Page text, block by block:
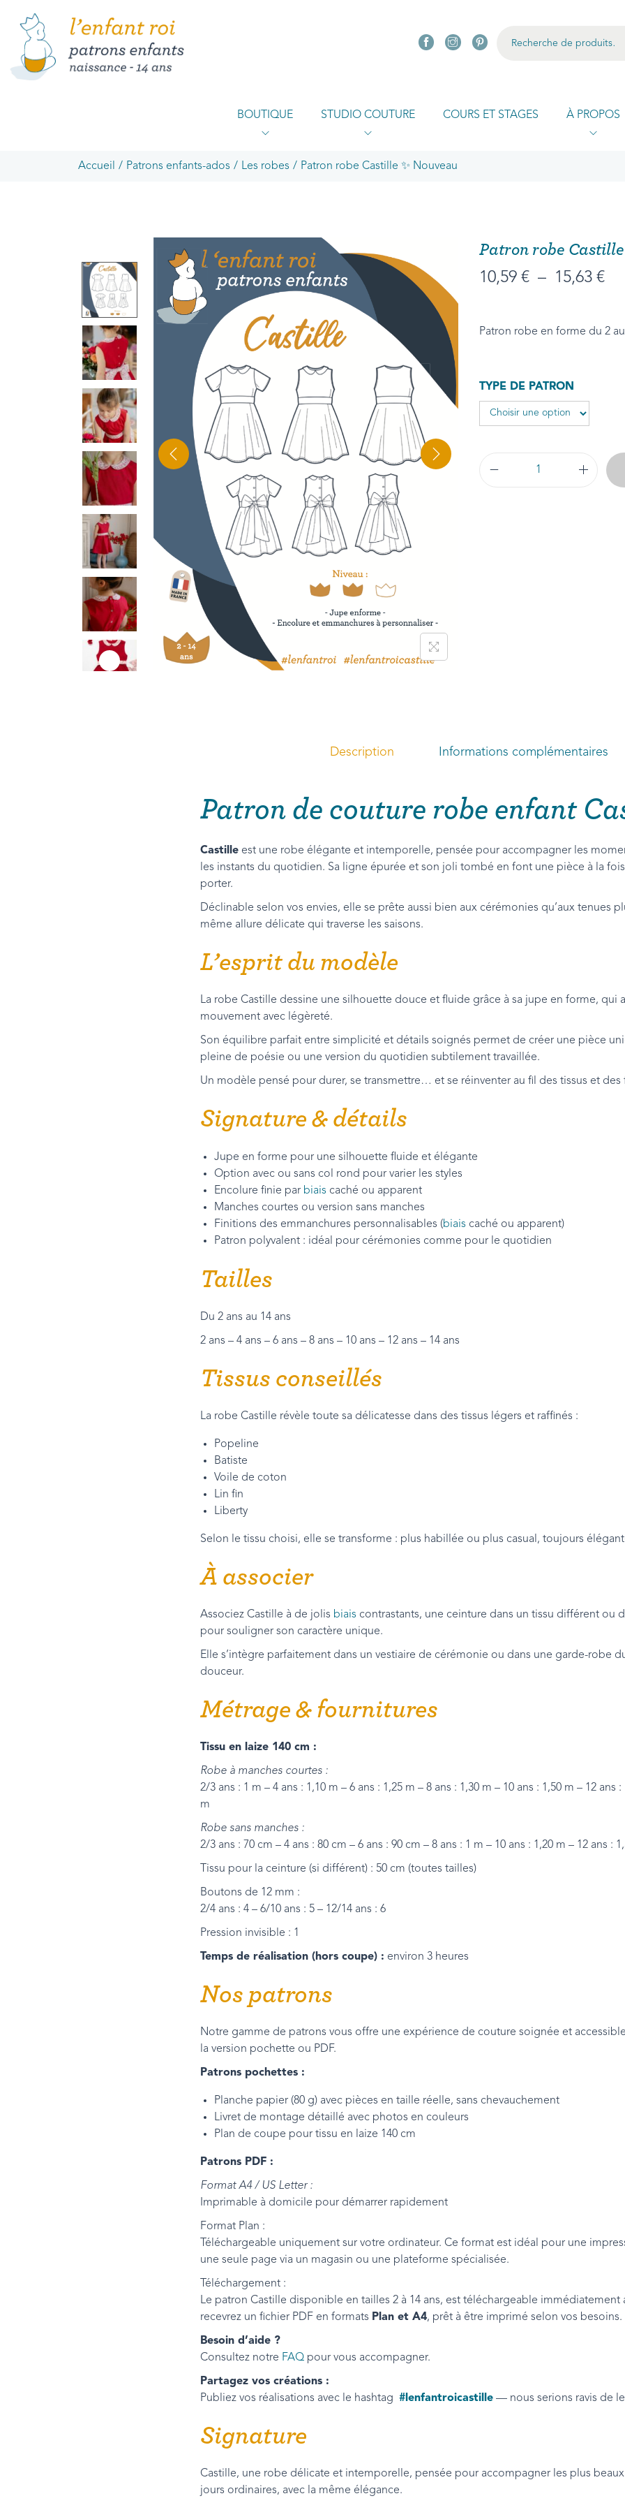
BOUTIQUE STUDIO COUTURE COURS ET STAGES À PROPOS
Accueil / Patrons enfants-ados / Les robes / Patron robe Castille ✨ Nouveau
Patron robe
10,59 € – 15,63 €
Patron robe en forme du 2
TYPE DE PATRON
Description Informations complémentaires
Patron de couture robe enfant
Castille est une robe élégante et intemporelle, pensée pour accompagner les
les instants du quotidien. Sa ligne épurée et son joli tombé en font une pièce à la
porter.
Déclinable selon vos envies, elle se prête aussi bien aux cérémonies qu’aux tenues
même allure délicate qui traverse les saisons.
L’esprit du modèle
La robe Castille dessine une silhouette douce et fluide grâce à sa jupe en forme, qui
mouvement avec légèreté.
Son équilibre parfait entre simplicité et détails soignés permet de créer une pièce
pleine de poésie ou une version du quotidien subtilement travaillée.
Un modèle pensé pour durer, se transmettre… et se réinventer au fil des tissus et des
Signature & détails
Jupe en forme pour une silhouette fluide et élégante
Option avec ou sans col rond pour varier les styles
Encolure finie par biais caché ou apparent
Manches courtes ou version sans manches
Finitions des emmanchures personnalisables (biais caché ou apparent)
Patron polyvalent : idéal pour cérémonies comme pour le quotidien
Tailles
Du 2 ans au 14 ans
2 ans – 4 ans – 6 ans – 8 ans – 10 ans – 12 ans – 14 ans
Tissus conseillés
La robe Castille révèle toute sa délicatesse dans des tissus légers et raffinés :
Popeline
Batiste
Voile de coton
Lin fin
Liberty
Selon le tissu choisi, elle se transforme : plus habillée ou plus casual, toujours
À associer
Associez Castille à de jolis biais contrastants, une ceinture dans un tissu différent ou
pour souligner son caractère unique.
Elle s’intègre parfaitement dans un vestiaire de cérémonie ou dans une garde-robe
douceur.
Métrage & fournitures
Tissu en laize 140 cm :
Robe à manches courtes :
2/3 ans : 1 m – 4 ans : 1,10 m – 6 ans : 1,25 m – 8 ans : 1,30 m – 10 ans : 1,50 m – 12 ans :
m
Robe sans manches :
2/3 ans : 70 cm – 4 ans : 80 cm – 6 ans : 90 cm – 8 ans : 1 m – 10 ans : 1,20 m – 12 ans :
Tissu pour la ceinture (si différent) : 50 cm (toutes tailles)
Boutons de 12 mm :
2/4 ans : 4 – 6/10 ans : 5 – 12/14 ans : 6
Pression invisible : 1
Temps de réalisation (hors coupe) : environ 3 heures
Nos patrons
Notre gamme de patrons vous offre une expérience de couture soignée et
la version pochette ou PDF.
Patrons pochettes :
Planche papier (80 g) avec pièces en taille réelle, sans chevauchement
Livret de montage détaillé avec photos en couleurs
Plan de coupe pour tissu en laize 140 cm
Patrons PDF :
Format A4 / US Letter :
Imprimable à domicile pour démarrer rapidement
Format Plan :
Téléchargeable uniquement sur votre ordinateur. Ce format est idéal pour une
une seule page via un magasin ou une plateforme spécialisée.
Téléchargement :
Le patron Castille disponible en tailles 2 à 14 ans, est téléchargeable immédiatement
recevrez un fichier PDF en formats Plan et A4, prêt à être imprimé selon vos besoins.
Besoin d’aide ?
Consultez notre FAQ pour vous accompagner.
Partagez vos créations :
Publiez vos réalisations avec le hashtag #lenfantroicastille — nous serions ravis de
Signature
Castille, une robe délicate et intemporelle, pensée pour accompagner les plus
jours ordinaires, avec la même élégance.